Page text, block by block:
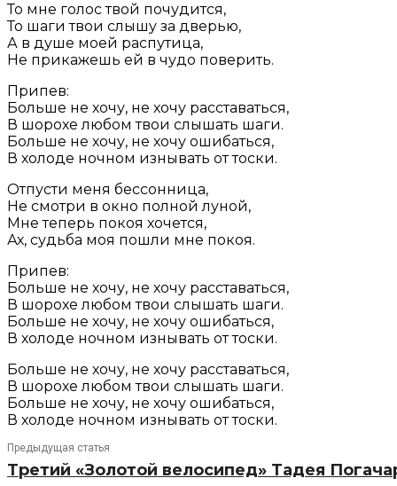
То мне голос твой почудится,
То шаги твои слышу за дверью,
А в душе моей распутица,
Не прикажешь ей в чудо поверить.
Припев:
Больше не хочу, не хочу расставаться,
В шорохе любом твои слышать шаги.
Больше не хочу, не хочу ошибаться,
В холоде ночном изнывать от тоски.
Отпусти меня бессонница,
Не смотри в окно полной луной,
Мне теперь покоя хочется,
Ах, судьба моя пошли мне покоя.
Припев:
Больше не хочу, не хочу расставаться,
В шорохе любом твои слышать шаги.
Больше не хочу, не хочу ошибаться,
В холоде ночном изнывать от тоски.
Больше не хочу, не хочу расставаться,
В шорохе любом твои слышать шаги.
Больше не хочу, не хочу ошибаться,
В холоде ночном изнывать от тоски.
Предыдущая статья
Третий «Золотой велосипед» Тадея